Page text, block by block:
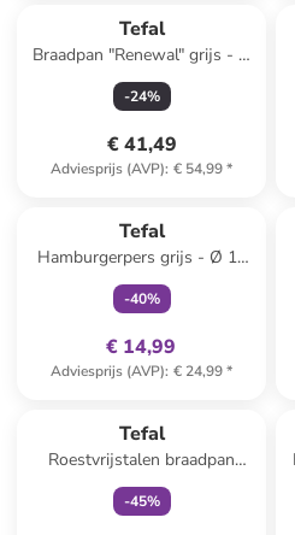
Tefal
Braadpan "Renewal" grijs - Ø
28 cm
-24%
€ 41,49
Adviesprijs (AVP): € 54,99*
Tefal
Hamburgerpers grijs - Ø 12
cm
-40%
€ 14,99
Adviesprijs (AVP): € 24,99*
Tefal
Roestvrijstalen braadpan
"Virtuoso" - Ø 28 cm
-45%